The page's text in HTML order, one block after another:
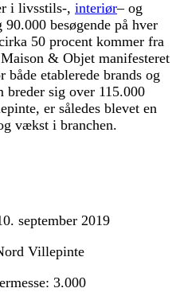
i livsstils-, interiør– og
besøgende på hver
50 procent kommer fra
& Objet manifesteret
etablerede brands og
breder sig over 115.000
er således blevet en
vækst i branchen.
september 2019
Villepinte
3.000